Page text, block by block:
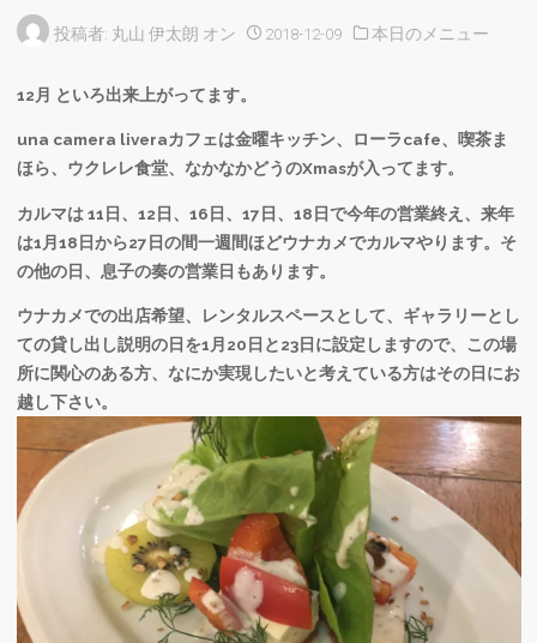
投稿者: 丸山 伊太朗 オン 2018-12-09 本日のメニュー
12月 といろ出来上がってます。
una camera liveraカフェは金曜キッチン、ローラcafe、喫茶ま
ほら、ウクレレ食堂、なかなかどうのXmasが入ってます。
カルマは 11日、12日、16日、17日、18日で今年の営業終え、来年
は1月18日から27日の間一週間ほどウナカメでカルマやります。そ
の他の日、息子の奏の営業日もあります。
ウナカメでの出店希望、レンタルスペースとして、ギャラリーとし
ての貸し出し説明の日を1月20日と23日に設定しますので、この場
所に関心のある方、なにか実現したいと考えている方はその日にお
越し下さい。